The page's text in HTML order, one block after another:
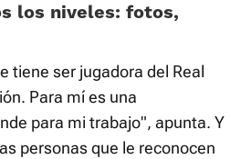
los niveles: fotos,
tiene ser jugadora del Real
Para mí es una
para mi trabajo", apunta. Y
personas que le reconocen